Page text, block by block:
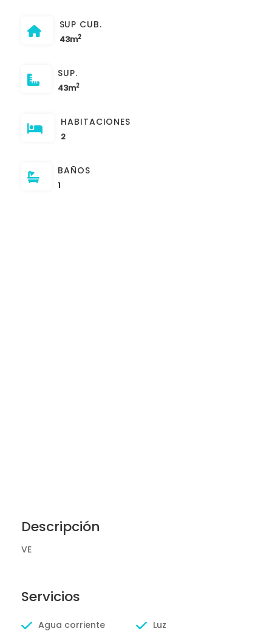
SUP CUB.
43m2
SUP.
43m2
HABITACIONES
2
BAÑOS
1
Descripción
VE
Servicios
Agua corriente
Luz